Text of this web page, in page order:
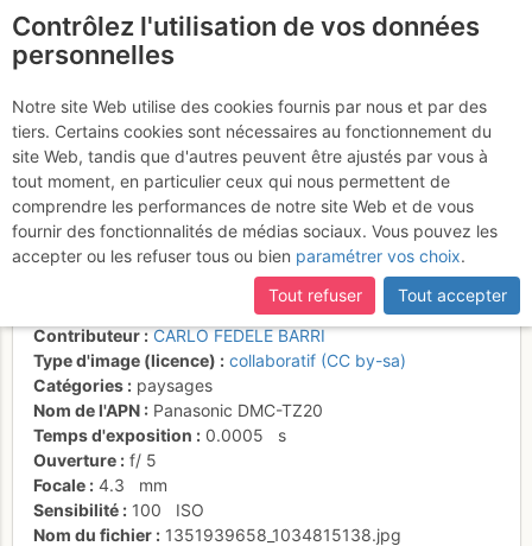
certaines pages ne sont plus accessibles, manquantes ou
incomplètes, déconnectez-vous puis reconnectez-vous à votre
compte sur le site.
15 anni fa su queste
rocce passava lo skilift
Nagler
2 nov. 2012 12:42
Contributeur
CARLO FEDELE BARRI
Type d'image (licence)
collaboratif (CC by-sa)
Catégories
paysages
Nom de l'APN
Panasonic DMC-TZ20
Temps d'exposition
0.0005
s
Ouverture
f/ 5
Focale
4.3
mm
Sensibilité
100
ISO
Nom du fichier
1351939658_1034815138.jpg
Contrôlez l'utilisation de vos données
personnelles
Notre site Web utilise des cookies fournis par nous et par des
tiers. Certains cookies sont nécessaires au fonctionnement du
site Web, tandis que d'autres peuvent être ajustés par vous à
tout moment, en particulier ceux qui nous permettent de
comprendre les performances de notre site Web et de vous
fournir des fonctionnalités de médias sociaux. Vous pouvez les
accepter ou les refuser tous ou bien paramétrer vos choix.
Tout refuser
Tout accepter